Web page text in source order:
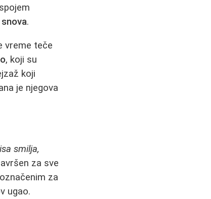
.
vreme teče
, koji su
koji
je njegova
smilja,
za sve
za
ugao.